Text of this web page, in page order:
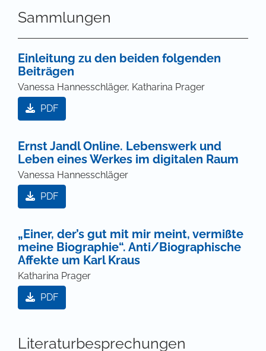
Sammlungen
Einleitung zu den beiden folgenden
Beiträgen
Vanessa Hannesschläger, Katharina Prager
PDF
Ernst Jandl Online. Lebenswerk und
Leben eines Werkes im digitalen Raum
Vanessa Hannesschläger
PDF
„Einer, der’s gut mit mir meint, vermißte
meine Biographie“. Anti/Biographische
Affekte um Karl Kraus
Katharina Prager
PDF
Literaturbesprechungen